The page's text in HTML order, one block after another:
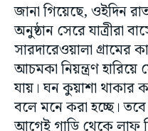
জানা গিয়েছে, ওইদিন
অনুষ্ঠান সেরে যাত্রীরা
সারদারেওয়ালা
আচমকা নিয়ন্ত্রণ
যায়। ঘন কুয়াশা থাকার
বলে মনে করা হচ্ছে।